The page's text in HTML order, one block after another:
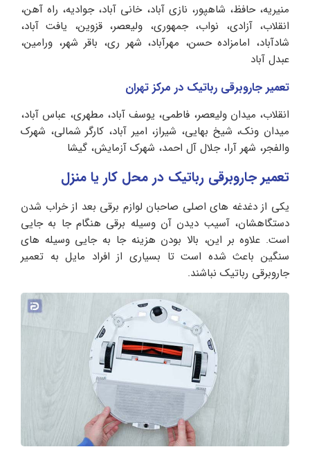
منیریه، حافظ، شاهپور، نازی آباد، خانی آباد، جوادیه، راه آهن،
انقلاب، آزادی، نواب، جمهوری، ولیعصر، قزوین، یافت آباد،
شادآباد، امامزاده حسن، مهرآباد، شهر ری، باقر شهر، ورامین،
عبدل آباد
تعمیر جاروبرقی رباتیک در مرکز تهران
انقلاب، میدان ولیعصر، فاطمی، یوسف آباد، مطهری، عباس آباد،
میدان ونک، شیخ بهایی، شیراز، امیر آباد، کارگر شمالی، شهرک
والفجر، شهر آرا، جلال آل احمد، شهرک آزمایش، گیشا
تعمیر جاروبرقی رباتیک در محل کار یا منزل
یکی از دغدغه های اصلی صاحبان لوازم برقی بعد از خراب شدن
دستگاهشان، آسیب دیدن آن وسیله برقی هنگام جا به جایی
است. علاوه بر این، بالا بودن هزینه جا به جایی وسیله های
سنگین باعث شده است تا بسیاری از افراد مایل به تعمیر
جاروبرقی رباتیک نباشند.